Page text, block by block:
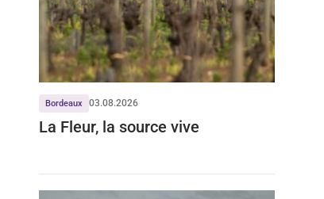
Bordeaux 03.08.2026
La Fleur, la source vive